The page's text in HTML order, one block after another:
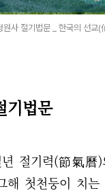
원사 절기법문 _ 한국의 선교(
기법문
절기력(節氣曆
해 첫천둥이 치